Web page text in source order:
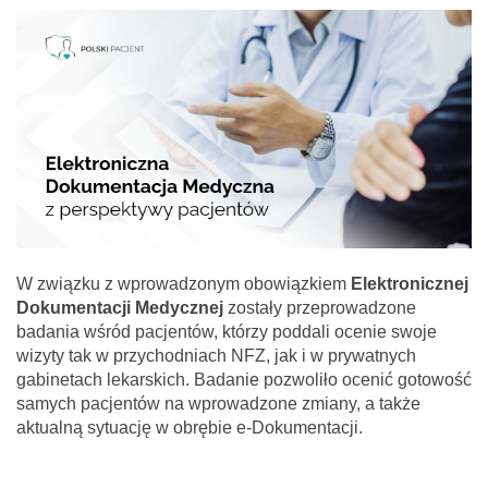
W związku z wprowadzonym obowiązkiem Elektronicznej
Dokumentacji Medycznej zostały przeprowadzone
badania wśród pacjentów, którzy poddali ocenie swoje
wizyty tak w przychodniach NFZ, jak i w prywatnych
gabinetach lekarskich. Badanie pozwoliło ocenić gotowość
samych pacjentów na wprowadzone zmiany, a także
aktualną sytuację w obrębie e-Dokumentacji.